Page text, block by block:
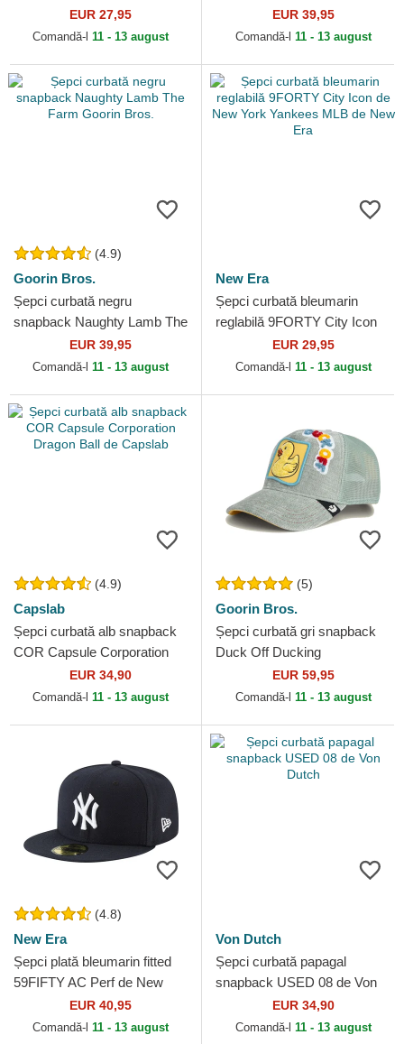
Angeles Dodgers MLB de
New Era
EUR 27,95
Comandă-l 11 - 13 august
Goorin Bros.EUR 39,95
Comandă-l 11 - 13 august
(4.9)
Goorin Bros.
Șepci curbată negru
snapback Naughty Lamb The
Farm Goorin Bros.
EUR 39,95
Comandă-l 11 - 13 august
New Era
Șepci curbată bleumarin
reglabilă 9FORTY City Icon
de New York Yankees MLB
de New Era
EUR 29,95
Comandă-l 11 - 13 august
(4.9)
Capslab
Șepci curbată alb snapback
COR Capsule Corporation
Dragon Ball de Capslab
EUR 34,90
Comandă-l 11 - 13 august
(5)
Goorin Bros.
Șepci curbată gri snapback
Duck Off Ducking
Autocorrect Happy Thoughts
The Farm Goorin Bros.
EUR 59,95
Comandă-l 11 - 13 august
(4.8)
New Era
Șepci plată bleumarin fitted
59FIFTY AC Perf de New
York Yankees MLB de New
Era
EUR 40,95
Comandă-l 11 - 13 august
Von Dutch
Șepci curbată papagal
snapback USED 08 de Von
EUR 34,90
Comandă-l 11 - 13 august